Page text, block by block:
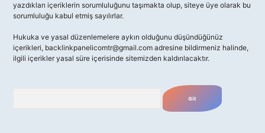
yazdıkları içeriklerin sorumluluğunu taşımakta olup, siteye üye olarak bu
sorumluluğu kabul etmiş sayılırlar.
Hukuka ve yasal düzenlemelere aykırı olduğunu düşündüğünüz
içerikleri, backlinkpanelicomtr@gmail.com adresine bildirmeniz halinde,
ilgili içerikler yasal süre içerisinde sitemizden kaldırılacaktır.